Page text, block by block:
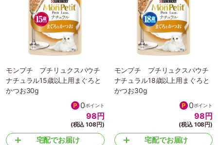
モンプチ プチリュクスパウチ
ナチュラル15歳以上用まぐろと
かつお30g
0ポイント
98円
(税込 108円)
宅配でお届け
モンプチ プチリュクスパウチ
ナチュラル18歳以上用まぐろと
かつお30g
0ポイント
98円
(税込 108円)
宅配でお届け